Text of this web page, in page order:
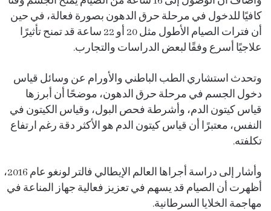
كافيًا للدخول في مرحلة حرق الدهون بصورة فعالة، في حين
أن فترات الصيام الأطول مثل 20 أو 22 ساعة قد تمنح تأثيرًا
علاجيًا أسرع وفقًا لبعض الدراسات والتجارب.
وتحدث استشاري الطب الباطني والأورام عن وسائل قياس
دخول الجسم في مرحلة حرق الدهون، موضحًا أن أبرزها
قياس كيتون الدم، وأشرطة فحص البول، وقياس الكيتون في
النفس، معتبرًا أن قياس كيتون الدم هو الأكثر دقة رغم ارتفاع
تكلفته.
وأشار إلى دراسة أجراها العالم الإيطالي فالتر لونغو عام 2016،
أظهرت أن الصيام قد يسهم في تعزيز فعالية جهاز المناعة في
مهاجمة الخلايا السرطانية.